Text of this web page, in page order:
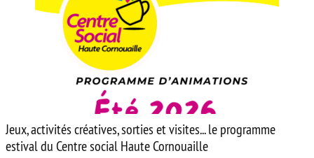
Jeux, activités créatives, sorties et visites... le programme
estival du Centre social Haute Cornouaille